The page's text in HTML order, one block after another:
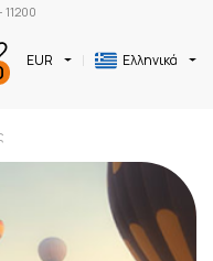
EUR Ελληνικά